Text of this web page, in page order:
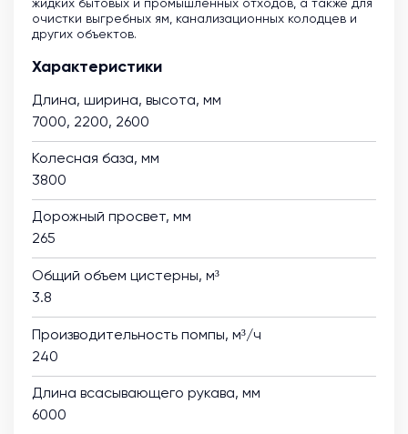
жидких бытовых и промышленных отходов, а также для
очистки выгребных ям, канализационных колодцев и
других объектов.
Характеристики
Длина, ширина, высота, мм
7000, 2200, 2600
Колесная база, мм
3800
Дорожный просвет, мм
265
Общий объем цистерны, м³
3.8
Производительность помпы, м³/ч
240
Длина всасывающего рукава, мм
6000